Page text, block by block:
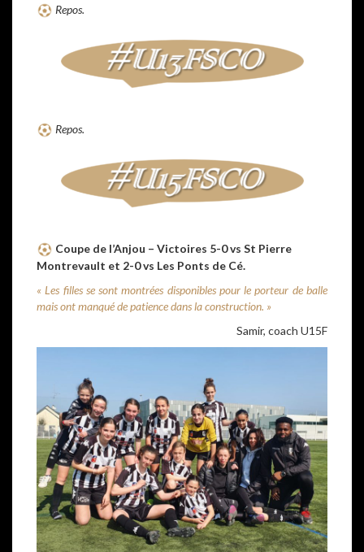
Repos.
Repos.
Coupe de l’Anjou – Victoires 5-0 vs St Pierre
Montrevault et 2-0 vs Les Ponts de Cé.
« Les filles se sont montrées disponibles pour le porteur de balle
mais ont manqué de patience dans la construction. »
Samir, coach U15F